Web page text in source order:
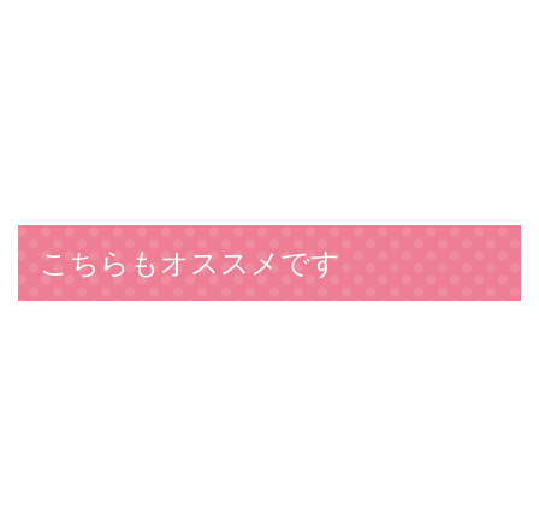
こちらもオススメです